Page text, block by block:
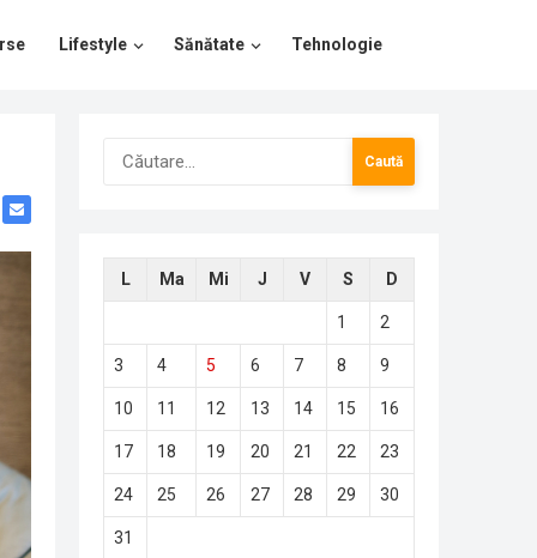
Lifestyle Sănătate Tehnologie
Caută
după:
L Ma Mi J V S D
1 2
3 4 5 6 7 8 9
10 11 12 13 14 15 16
17 18 19 20 21 22 23
24 25 26 27 28 29 30
31